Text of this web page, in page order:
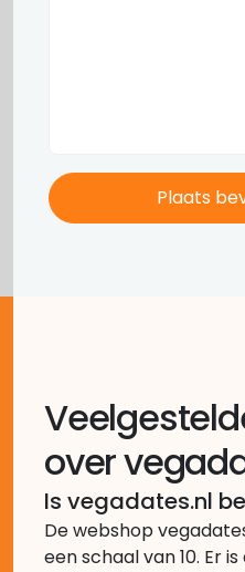
over
Is vegadates.nl
De webshop
een schaal van 10. Er